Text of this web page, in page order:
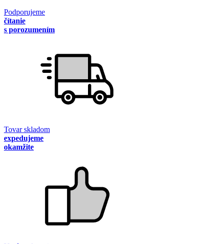
Podporujeme
čítanie
s porozumením
Tovar skladom
expedujeme
okamžite